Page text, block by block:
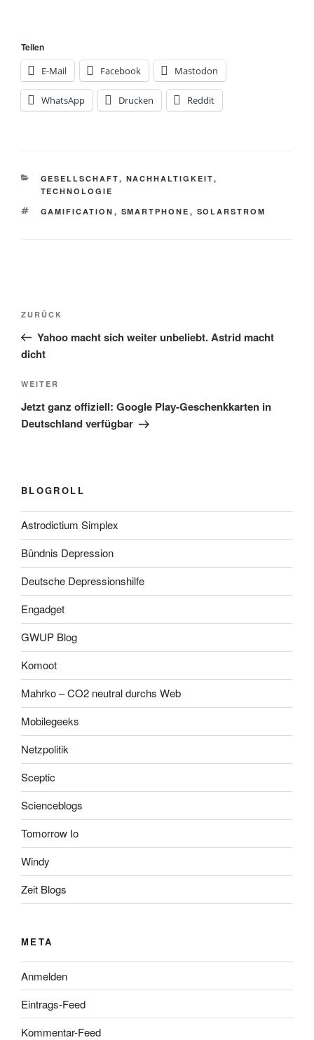
Teilen
E-Mail
Facebook Mastodon
WhatsApp Drucken Reddit
KATEGORIEN
GESELLSCHAFT, NACHHALTIGKEIT,
TECHNOLOGIE
SCHLAGWÖRTER
GAMIFICATION , SMARTPHONE , SOLARSTROM
Beitragsnavigation
Vorheriger
Beitrag
ZURÜCK
Yahoo macht sich weiter unbeliebt. Astrid macht
dicht
Nächster
Beitrag
WEITER
Jetzt ganz offiziell: Google Play-Geschenkkarten in
Deutschland verfügbar
BLOGROLL
Astrodictium Simplex
Bündnis Depression
Deutsche Depressionshilfe
Engadget
GWUP Blog
Komoot
Mahrko – CO2 neutral durchs Web
Mobilegeeks
Netzpolitik
Sceptic
Scienceblogs
Tomorrow Io
Windy
Zeit Blogs
META
Anmelden
Eintrags-Feed
Kommentar-Feed